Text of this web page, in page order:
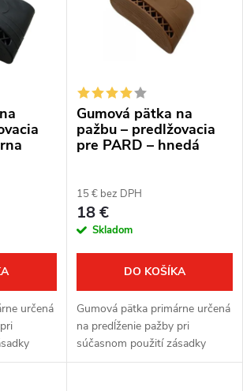
určená
NV007A.
Gumová pätka na
pažbu – predlžovacia
pre PARD – hnedá
15 € bez DPH
18 €
Skladom
DO KOŠÍKA
Gumová pätka primárne určená
na predĺženie pažby pri
súčasnom použití zásadky
PARD NV007V alebo NV007A.